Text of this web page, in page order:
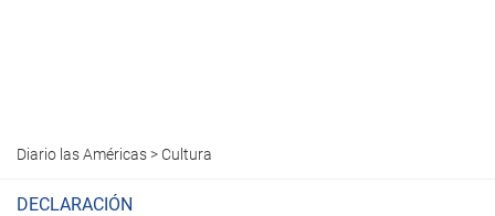
Diario las Américas> Cultura
DECLARACIÓN